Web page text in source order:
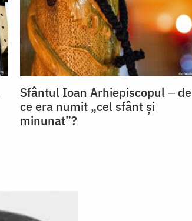
Sfântul Ioan Arhiepiscopul ‒ de
ce era numit „cel sfânt și
minunat”?